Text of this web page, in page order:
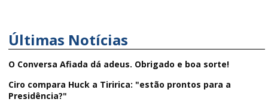
Últimas Notícias
O Conversa Afiada dá adeus. Obrigado e boa sorte!
Ciro compara Huck a Tiririca: "estão prontos para a
Presidência?"